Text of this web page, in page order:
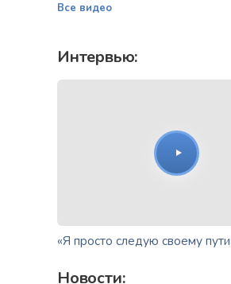
Все видео
Интервью:
«Я просто следую своему
Новости: